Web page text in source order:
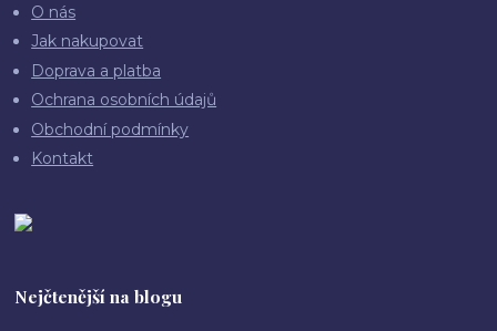
O nás
Jak nakupovat
Doprava a platba
Ochrana osobních údajů
Obchodní podmínky
Kontakt
Nejčtenější na blogu